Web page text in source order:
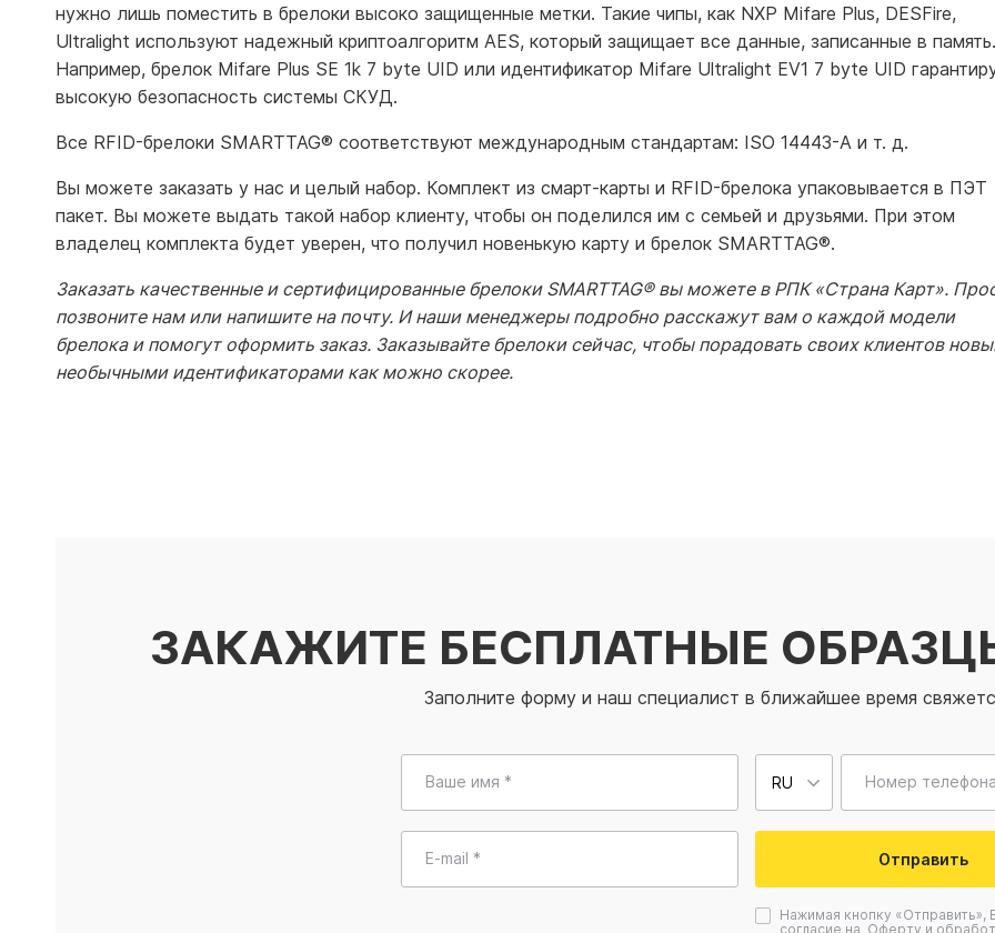
нужно лишь поместить в брелоки высоко защищенные метки. Такие чипы, как NXP Mifare Plus, DESFire,
Ultralight используют надежный криптоалгоритм AES, который защищает все данные, записанные в память.
Например, брелок Mifare Plus SE 1k 7 byte UID или идентификатор Mifare Ultralight EV1 7 byte UID
высокую безопасность системы СКУД.
Все RFID-брелоки SMARTTAG® соответствуют международным стандартам: ISO 14443-A и т. д.
Вы можете заказать у нас и целый набор. Комплект из смарт-карты и RFID-брелока упаковывается в ПЭТ
пакет. Вы можете выдать такой набор клиенту, чтобы он поделился им с семьей и друзьями. При этом
владелец комплекта будет уверен, что получил новенькую карту и брелок SMARTTAG®.
Заказать качественные и сертифицированные брелоки SMARTTAG® вы можете в РПК «Страна Карт».
позвоните нам или напишите на почту. И наши менеджеры подробно расскажут вам о каждой модели
брелока и помогут оформить заказ. Заказывайте брелоки сейчас, чтобы порадовать своих клиентов
необычными идентификаторами как можно скорее.
ЗАКАЖИТЕ БЕСПЛАТНЫЕ
Заполните форму и наш специалист в ближайшее время
Ваше имя * Номер
E-mail * Отправить
Нажимая кнопку «Отправить»,
согласие на Оферту и